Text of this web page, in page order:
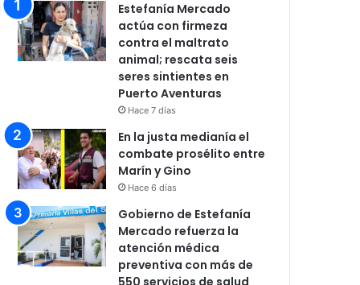
Estefanía Mercado
actúa con firmeza
contra el maltrato
animal; rescata seis
seres sintientes en
Puerto Aventuras
Hace 7 días
En la justa medianía el
combate prosélito entre
Marín y Gino
Hace 6 días
Gobierno de Estefanía
Mercado refuerza la
atención médica
preventiva con más de
550 servicios de salud